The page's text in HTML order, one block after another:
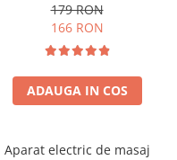
179 RON
166 RON
ADAUGA IN COS
Aparat electric de masaj